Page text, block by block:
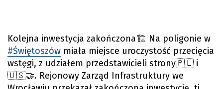
Kolejna inwestycja zakończona🏗 Na poligonie w
#Świętoszów miała miejsce uroczystość przecięcia
wstęgi, z udziałem przedstawicieli strony🇵🇱 i
🇺🇸🤝. Rejonowy Zarząd Infrastruktury we